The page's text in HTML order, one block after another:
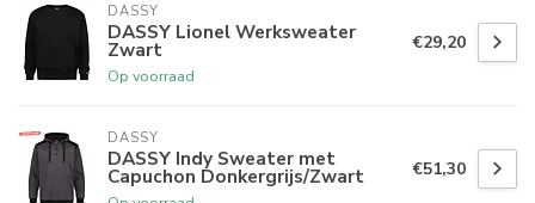
DASSY
DASSY Lionel Werksweater
Zwart
Op voorraad
€29,20
DASSY
DASSY Indy Sweater met
Capuchon Donkergrijs/Zwart €51,30